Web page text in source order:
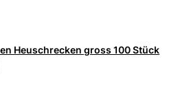
Heuschrecken gross 100 Stück